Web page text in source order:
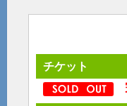
チケット